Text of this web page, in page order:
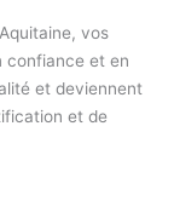
vos
confiance et en
et deviennent
et de